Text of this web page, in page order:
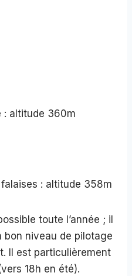
: altitude 360m
: altitude 358m
toute l’année ; il
bon niveau de pilotage
Il est particulièrement
18h en été).